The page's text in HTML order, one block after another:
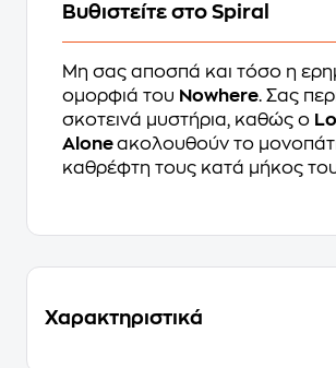
Βυθιστείτε στο Spiral
Μη σας αποσπά και τόσο η
ομορφιά του Nowhere. Σας
σκοτεινά μυστήρια, καθώς ο
Aloneακολουθούν το
καθρέφτη τους κατά μήκος
Χαρακτηριστικά